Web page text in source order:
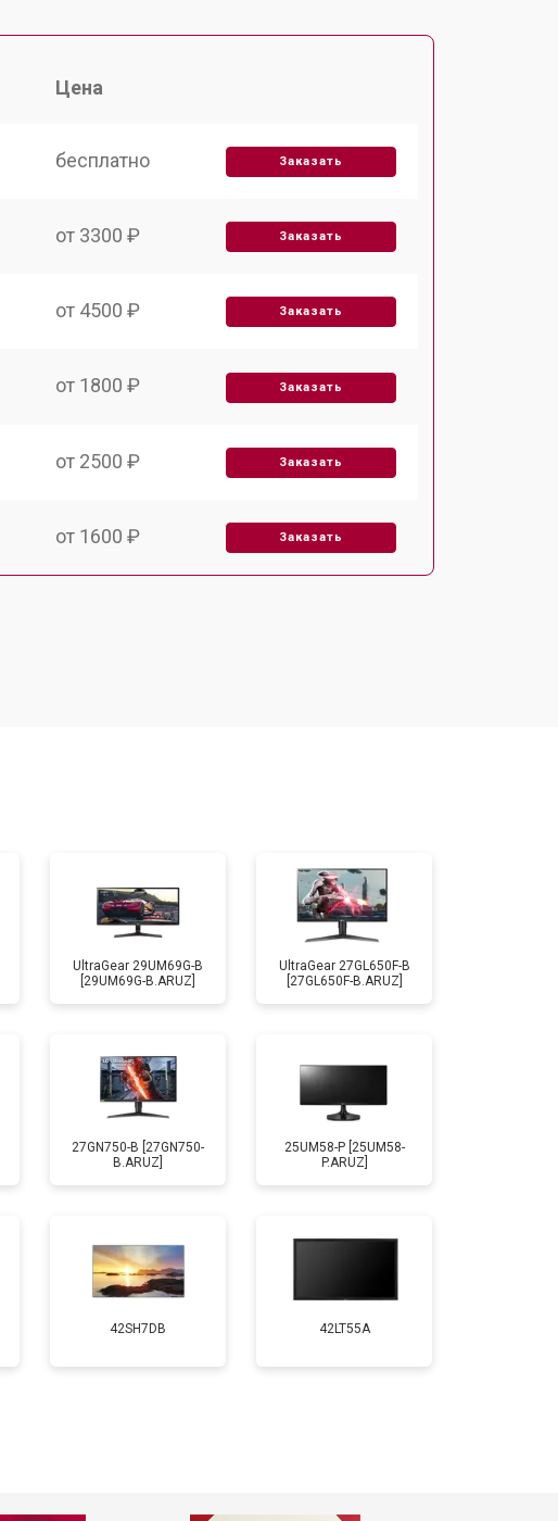
Цена
бесплатно Заказать
от 3300 ₽ Заказать
от 4500 ₽ Заказать
от 1800 ₽ Заказать
от 2500 ₽ Заказать
от 1600 ₽ Заказать
UltraGear 29UM69G-B
[29UM69G-B.ARUZ]
UltraGear 27GL650F-B
[27GL650F-B.ARUZ]
27GN750-B [27GN750-
B.ARUZ]
25UM58-P [25UM58-
P.ARUZ]
42SH7DB 42LT55A